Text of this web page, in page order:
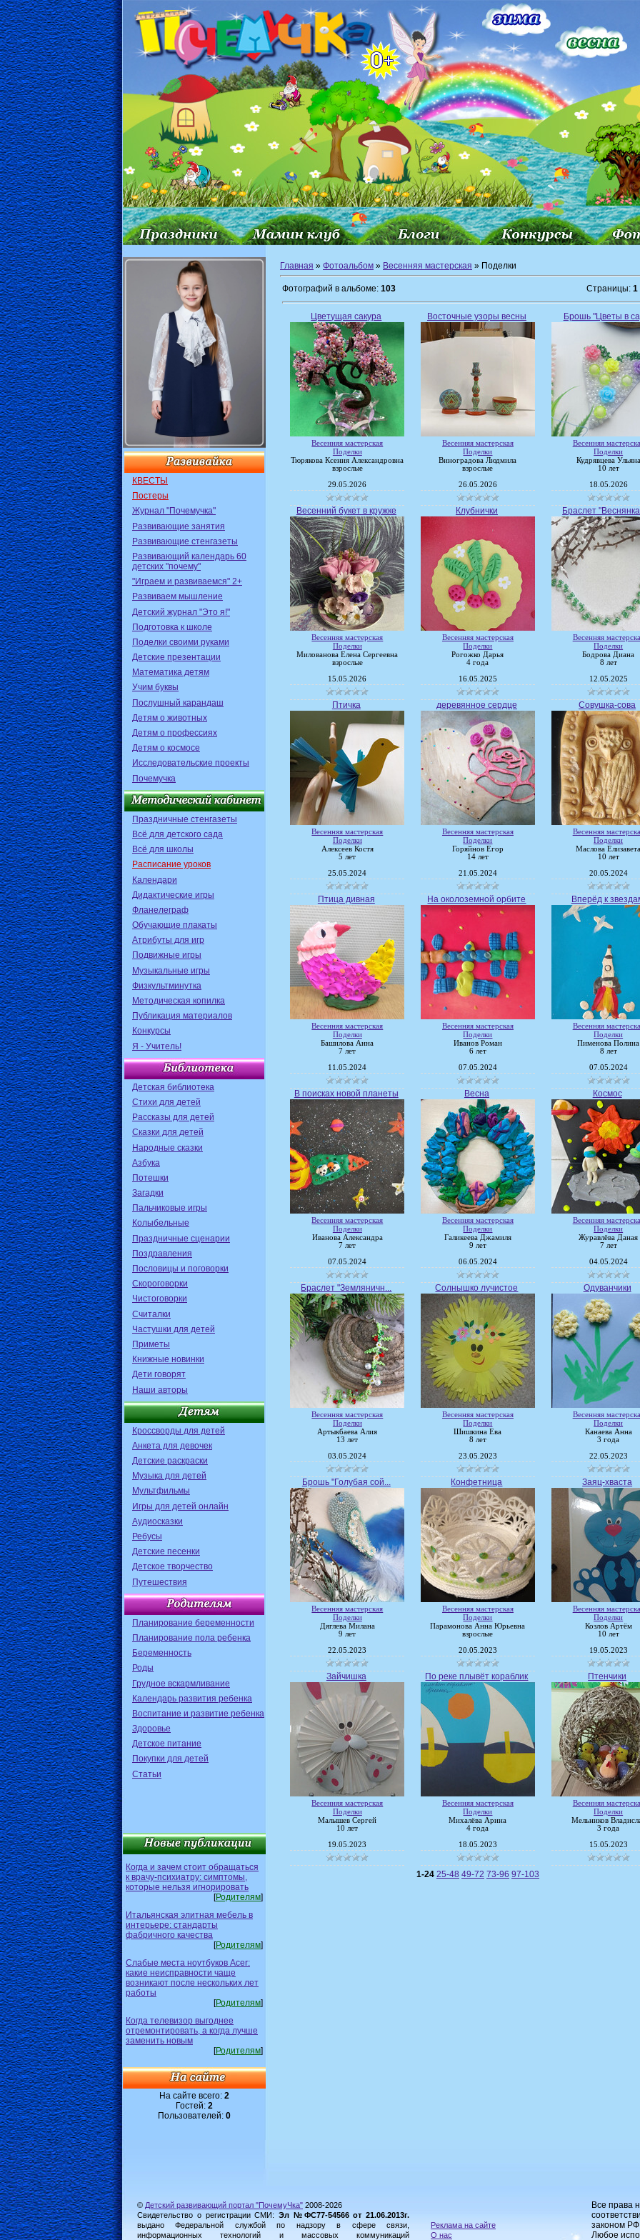
КВЕСТЫ
Постеры
Журнал "Почемучка"
Развивающие занятия
Развивающие стенгазеты
Развивающий календарь 60
детских "почему"
"Играем и развиваемся" 2+
Развиваем мышление
Детский журнал "Это я!"
Подготовка к школе
Поделки своими руками
Детские презентации
Математика детям
Учим буквы
Послушный карандаш
Детям о животных
Детям о профессиях
Детям о космосе
Исследовательские проекты
Почемучка
Праздничные стенгазеты
Всё для детского сада
Всё для школы
Расписание уроков
Календари
Дидактические игры
Фланелеграф
Обучающие плакаты
Атрибуты для игр
Подвижные игры
Музыкальные игры
Физкультминутка
Методическая копилка
Публикация материалов
Конкурсы
Я - Учитель!
Детская библиотека
Стихи для детей
Рассказы для детей
Сказки для детей
Народные сказки
Азбука
Потешки
Загадки
Пальчиковые игры
Колыбельные
Праздничные сценарии
Поздравления
Пословицы и поговорки
Скороговорки
Чистоговорки
Считалки
Частушки для детей
Приметы
Книжные новинки
Дети говорят
Наши авторы
Кроссворды для детей
Анкета для девочек
Детские раскраски
Музыка для детей
Мультфильмы
Игры для детей онлайн
Аудиосказки
Ребусы
Детские песенки
Детское творчество
Путешествия
Планирование беременности
Планирование пола ребенка
Беременность
Роды
Грудное вскармливание
Календарь развития ребенка
Воспитание и развитие ребенка
Здоровье
Детское питание
Покупки для детей
Статьи
Когда и зачем стоит обращаться
к врачу-психиатру: симптомы,
которые нельзя игнорировать
[Родителям]
Итальянская элитная мебель в
интерьере: стандарты
фабричного качества
[Родителям]
Слабые места ноутбуков Acer:
какие неисправности чаще
возникают после нескольких лет
работы
[Родителям]
Когда телевизор выгоднее
отремонтировать, а когда лучше
заменить новым
[Родителям]
На сайте всего: 2
Гостей: 2
Пользователей: 0
Главная » Фотоальбом » Весенняя мастерская » Поделки
Фотографий в альбоме: 103 Страницы: 1
Цветущая сакура
Весенняя мастерская
Поделки
Тюрякова Ксения Александровна
взрослые
29.05.2026
Восточные узоры весны
Весенняя мастерская
Поделки
Виноградова Людмила
взрослые
26.05.2026
Брошь "Цветы в
Весенняя
Поделки
Кудрявцева Ульяна
10 лет
18.05.2026
Весенний букет в кружке
Весенняя мастерская
Поделки
Милованова Елена Сергеевна
взрослые
15.05.2026
Клубнички
Весенняя мастерская
Поделки
Рогожко Дарья
4 года
16.05.2025
Браслет
Весенняя
Поделки
Бодрова Диана
8 лет
12.05.2025
Птичка
Весенняя мастерская
Поделки
Алексеев Костя
5 лет
25.05.2024
деревянное сердце
Весенняя мастерская
Поделки
Горяйнов Егор
14 лет
21.05.2024
Совушка-сова
Весенняя
Поделки
Маслова
10 лет
20.05.2024
Птица дивная
Весенняя мастерская
Поделки
Башилова Анна
7 лет
11.05.2024
На околоземной орбите
Весенняя мастерская
Поделки
Иванов Роман
6 лет
07.05.2024
Вперёд к
Весенняя
Поделки
Пименова Полина
8 лет
07.05.2024
В поисках новой планеты
Весенняя мастерская
Поделки
Иванова Александра
7 лет
07.05.2024
Весна
Весенняя мастерская
Поделки
Галикеева Джамиля
9 лет
06.05.2024
Космос
Весенняя
Поделки
Журавлёва Даная
7 лет
04.05.2024
Браслет "Земляничн...
Весенняя мастерская
Поделки
Артыкбаева Алия
13 лет
03.05.2024
Солнышко лучистое
Весенняя мастерская
Поделки
Шишкина Ева
8 лет
23.05.2023
Одуванчики
Весенняя
Поделки
Канаева Анна
3 года
22.05.2023
Брошь "Голубая сой...
Весенняя мастерская
Поделки
Дяглева Милана
9 лет
22.05.2023
Конфетница
Весенняя мастерская
Поделки
Парамонова Анна Юрьевна
взрослые
20.05.2023
Заяц-хваста
Весенняя
Поделки
Козлов Артём
10 лет
19.05.2023
Зайчишка
Весенняя мастерская
Поделки
Малышев Сергей
10 лет
19.05.2023
По реке плывёт кораблик
Весенняя мастерская
Поделки
Михалёва Арина
4 года
18.05.2023
Птенчики
Весенняя
Поделки
Мельников
3 года
15.05.2023
1-24 25-48 49-72 73-96 97-103
© Детский развивающий портал "ПочемуЧка" 2008-2026
Свидетельство о регистрации СМИ: Эл №ФС77-54566 от 21.06.2013г.
выдано Федеральной службой по надзору в сфере связи,
информационных технологий и массовых коммуникаций
Реклама на сайте
О нас
Все права
законом
Любое